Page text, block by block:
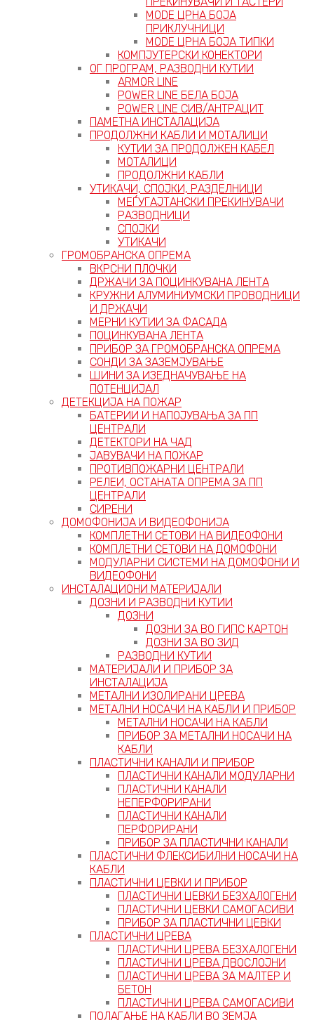
MODE ЦРНА БОЈА
ПРИКЛУЧНИЦИ
MODE ЦРНА БОЈА ТИПКИ
КОМПЈУТЕРСКИ КОНЕКТОРИ
ОГ ПРОГРАМ, РАЗВОДНИ КУТИИ
ARMOR LINE
POWER LINE БЕЛА БОЈА
POWER LINE СИВ/АНТРАЦИТ
ПАМЕТНА ИНСТАЛАЦИЈА
ПРОДОЛЖНИ КАБЛИ И МОТАЛИЦИ
КУТИИ ЗА ПРОДОЛЖЕН КАБЕЛ
МОТАЛИЦИ
ПРОДОЛЖНИ КАБЛИ
УТИКАЧИ, СПОЈКИ, РАЗДЕЛНИЦИ
МЕЃУГАЈТАНСКИ ПРЕКИНУВАЧИ
РАЗВОДНИЦИ
СПОЈКИ
УТИКАЧИ
ГРОМОБРАНСКА ОПРЕМА
ВКРСНИ ПЛОЧКИ
ДРЖАЧИ ЗА ПОЦИНКУВАНА ЛЕНТА
КРУЖНИ АЛУМИНИУМСКИ ПРОВОДНИЦИ
И ДРЖАЧИ
МЕРНИ КУТИИ ЗА ФАСАДА
ПОЦИНКУВАНА ЛЕНТА
ПРИБОР ЗА ГРОМОБРАНСКА ОПРЕМА
СОНДИ ЗА ЗАЗЕМЈУВАЊЕ
ШИНИ ЗА ИЗЕДНАЧУВАЊЕ НА
ПОТЕНЦИЈАЛ
ДЕТЕКЦИЈА НА ПОЖАР
БАТЕРИИ И НАПОЈУВАЊА ЗА ПП
ЦЕНТРАЛИ
ДЕТЕКТОРИ НА ЧАД
ЈАВУВАЧИ НА ПОЖАР
ПРОТИВПОЖАРНИ ЦЕНТРАЛИ
РЕЛЕИ, ОСТАНАТА ОПРЕМА ЗА ПП
ЦЕНТРАЛИ
СИРЕНИ
ДОМОФОНИЈА И ВИДЕОФОНИЈА
КОМПЛЕТНИ СЕТОВИ НА ВИДЕОФОНИ
КОМПЛЕТНИ СЕТОВИ НА ДОМОФОНИ
МОДУЛАРНИ СИСТЕМИ НА ДОМОФОНИ И
ВИДЕОФОНИ
ИНСТАЛАЦИОНИ МАТЕРИЈАЛИ
ДОЗНИ И РАЗВОДНИ КУТИИ
ДОЗНИ
ДОЗНИ ЗА ВО ГИПС КАРТОН
ДОЗНИ ЗА ВО ЗИД
РАЗВОДНИ КУТИИ
МАТЕРИЈАЛИ И ПРИБОР ЗА
ИНСТАЛАЦИЈА
МЕТАЛНИ ИЗОЛИРАНИ ЦРЕВА
МЕТАЛНИ НОСАЧИ НА КАБЛИ И ПРИБОР
МЕТАЛНИ НОСАЧИ НА КАБЛИ
ПРИБОР ЗА МЕТАЛНИ НОСАЧИ НА
КАБЛИ
ПЛАСТИЧНИ КАНАЛИ И ПРИБОР
ПЛАСТИЧНИ КАНАЛИ МОДУЛАРНИ
ПЛАСТИЧНИ КАНАЛИ
НЕПЕРФОРИРАНИ
ПЛАСТИЧНИ КАНАЛИ
ПЕРФОРИРАНИ
ПРИБОР ЗА ПЛАСТИЧНИ КАНАЛИ
ПЛАСТИЧНИ ФЛЕКСИБИЛНИ НОСАЧИ НА
КАБЛИ
ПЛАСТИЧНИ ЦЕВКИ И ПРИБОР
ПЛАСТИЧНИ ЦЕВКИ БЕЗХАЛОГЕНИ
ПЛАСТИЧНИ ЦЕВКИ САМОГАСИВИ
ПРИБОР ЗА ПЛАСТИЧНИ ЦЕВКИ
ПЛАСТИЧНИ ЦРЕВА
ПЛАСТИЧНИ ЦРЕВА БЕЗХАЛОГЕНИ
ПЛАСТИЧНИ ЦРЕВА ДВОСЛОЈНИ
ПЛАСТИЧНИ ЦРЕВА ЗА МАЛТЕР И
БЕТОН
ПЛАСТИЧНИ ЦРЕВА САМОГАСИВИ
ПОЛАГАЊЕ НА КАБЛИ ВО ЗЕМЈА